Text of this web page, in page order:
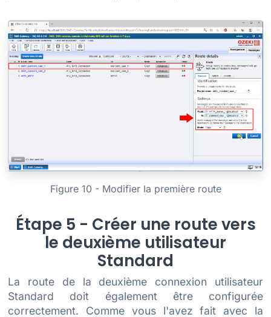
Figure 10 - Modifier la première route
Étape 5 - Créer une route vers
le deuxième utilisateur
Standard
La route de la deuxième connexion utilisateur
Standard doit également être configurée
correctement. Comme vous l'avez fait avec la